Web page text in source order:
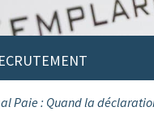
Paie : Quand la